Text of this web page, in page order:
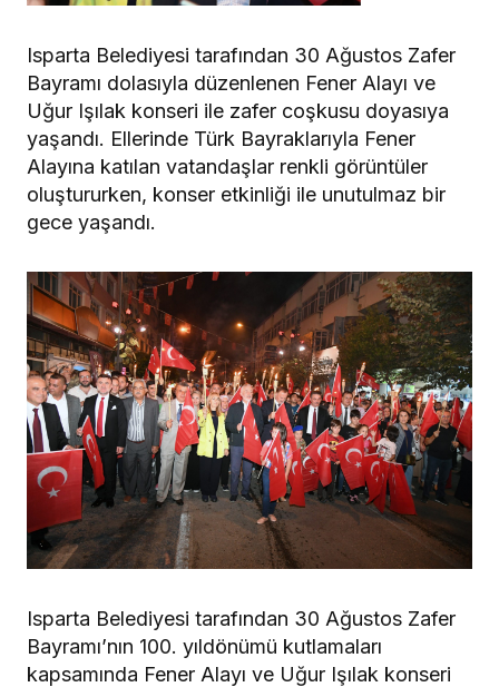
Isparta Belediyesi tarafından 30 Ağustos Zafer
Bayramı dolasıyla düzenlenen Fener Alayı ve
Uğur Işılak konseri ile zafer coşkusu doyasıya
yaşandı. Ellerinde Türk Bayraklarıyla Fener
Alayına katılan vatandaşlar renkli görüntüler
oluştururken, konser etkinliği ile unutulmaz bir
gece yaşandı.
Isparta Belediyesi tarafından 30 Ağustos Zafer
Bayramı’nın 100. yıldönümü kutlamaları
kapsamında Fener Alayı ve Uğur Işılak konseri